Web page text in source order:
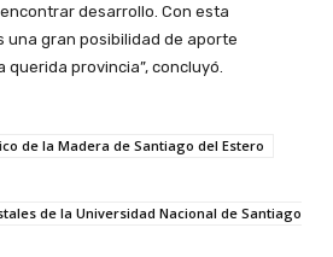
desarrollo. Con esta
una gran posibilidad de aporte
provincia”, concluyó.
de la Madera de Santiago del Estero
de la Universidad Nacional de Santiago